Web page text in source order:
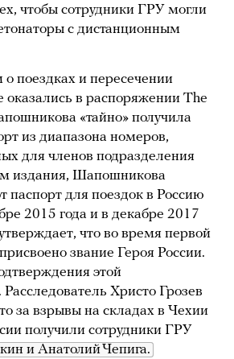
чтобы сотрудники ГРУ могли
с дистанционным
поездках и пересечении
оказались в распоряжении The
«тайно» получила
из диапазона номеров,
для членов подразделения
издания, Шапошникова
паспорт для поездок в Россию
2015 года и в декабре 2017
что во время первой
звание Героя России.
этой
Христо Грозев
за взрывы на складах в Чехии
получили сотрудники ГРУ
и Анатолий Чепига.